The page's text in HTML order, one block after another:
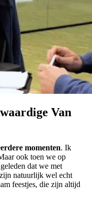
Van
momenten. Ik
ook toen we op
dat we met
natuurlijk wel echt
feestjes, die zijn altijd